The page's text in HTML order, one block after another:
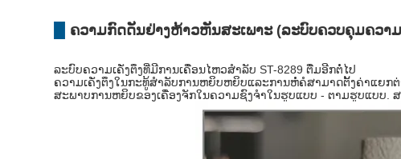
ຄວາມກົດດັນຢ່າງຫ້າວຫັນສະເພາະ (ລະບົບຄວບຄຸມຄວາ
ລະບົບຄວາມເຄັ່ງຕຶງທີ່ມີການເຄື່ອນໄຫວສໍາລັບ ST-8289 ຕື່ມອີກຕໍ່ໄປ
ຄວາມເຄັ່ງຕຶງໃນກະທູ້ສໍາລັບການຫຍິບຫຍິບແລະການຫໍ່ຄໍສາມາດຕັ້ງຄ່າແຍກຕ່
ສະພາບການຫຍິບຂອງເຄື່ອງຈັກໃນຄວາມຊົງຈໍາໃນຮູບແບບ - ຕາມຮູບແບບ.